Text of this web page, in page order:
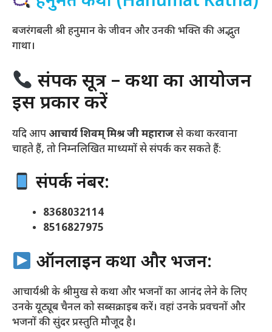
बजरंगबली श्री हनुमान के जीवन और उनकी भक्ति की अद्भुत
गाथा।
संपर्क सूत्र – कथा का आयोजन
इस प्रकार करें
यदि आपआचार्य शिवम् मिश्र जी महाराजसे कथा करवाना
चाहते हैं, तो निम्नलिखित माध्यमों से संपर्क कर सकते हैं:
संपर्क नंबर:
8368032114
8516827975
ऑनलाइन कथा और भजन:
आचार्यश्री के श्रीमुख से कथा और भजनों का आनंद लेने के लिए
उनके यूट्यूब चैनल को सब्सक्राइब करें। वहां उनके प्रवचनों और
भजनों की सुंदर प्रस्तुति मौजूद है।